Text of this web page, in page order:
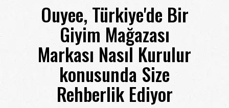
Ouyee, Türkiye'de Bir
Giyim Mağazası
Markası Nasıl Kurulur
konusunda Size
Rehberlik Ediyor